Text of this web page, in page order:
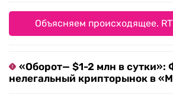
Объясняем происходящее.
«Оборот— $1-2 млн в сутки»:
нелегальный крипторынок в